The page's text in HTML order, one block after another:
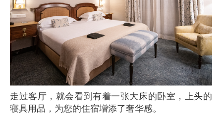
走过客厅，就会看到有着一张大床的卧室，上头的
寝具用品，为您的住宿增添了奢华感。